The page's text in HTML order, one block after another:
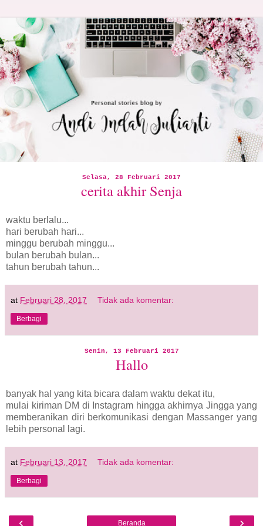
Selasa, 28 Februari 2017
cerita akhir Senja
waktu berlalu...
hari berubah hari...
minggu berubah minggu...
bulan berubah bulan...
tahun berubah tahun...
at Februari 28, 2017 Tidak ada komentar:
Berbagi
Senin, 13 Februari 2017
Hallo
banyak hal yang kita bicara dalam waktu dekat itu,
mulai kiriman DM di Instagram hingga akhirnya Jingga yang
memberanikan diri berkomunikasi dengan Massanger yang
lebih personal lagi.
at Februari 13, 2017 Tidak ada komentar:
Berbagi
‹ ›
Beranda